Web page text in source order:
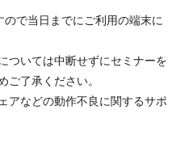
で当日までにご利用の端末に
ついては中断せずにセミナーを
ご了承ください。
アなどの動作不良に関するサポ